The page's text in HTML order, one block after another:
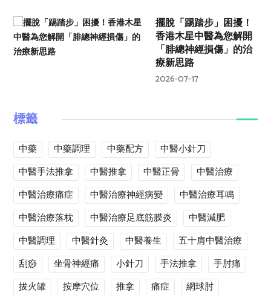
擺脫「踢踏步」困擾！
香港木星中醫為您解開
「腓總神經損傷」的治
療新思路
2026-07-17
標籤
中藥 中藥調理 中藥配方
中醫小針刀
中醫手法推拿
中醫推拿 中醫正骨
中醫治療
中醫治療痛症
中醫治療神經病變
中醫治療耳鳴
中醫治療落枕
中醫治療足底筋膜炎
中醫減肥
中醫調理
中醫針灸 中醫養生
五十肩中醫治療
刮痧
坐骨神經痛 小針刀 手法推拿
手肘痛
拔火罐
按摩穴位 推拿 痛症
網球肘